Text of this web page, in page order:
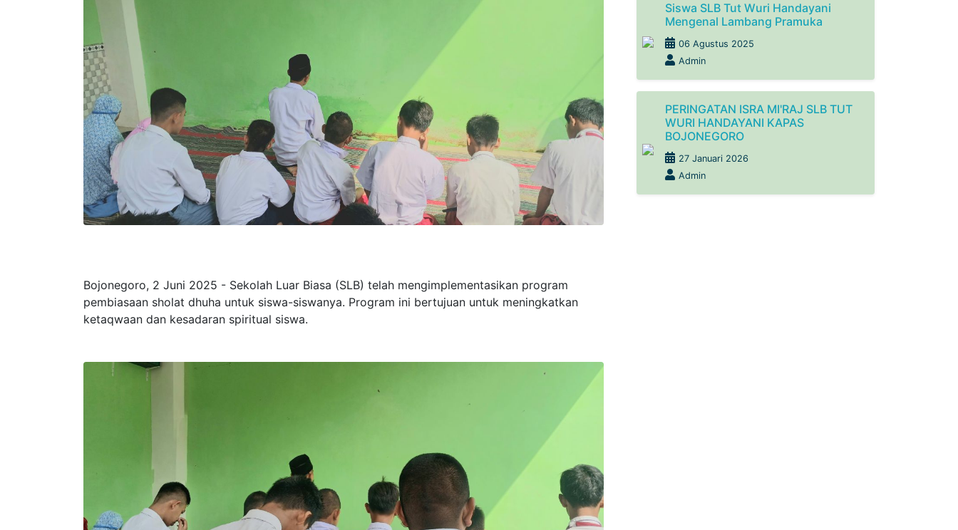
Bojonegoro, 2 Juni 2025 - Sekolah Luar Biasa (SLB) telah mengimplementasikan program
pembiasaan sholat dhuha untuk siswa-siswanya. Program ini bertujuan untuk meningkatkan
ketaqwaan dan kesadaran spiritual siswa.
Siswa SLB Tut Wuri Handayani
Mengenal Lambang Pramuka
06 Agustus 2025
Admin
PERINGATAN ISRA MI'RAJ SLB TUT
WURI HANDAYANI KAPAS
BOJONEGORO
27 Januari 2026
Admin